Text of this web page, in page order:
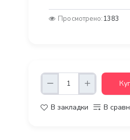
Просмотрено:1383
В закладки В